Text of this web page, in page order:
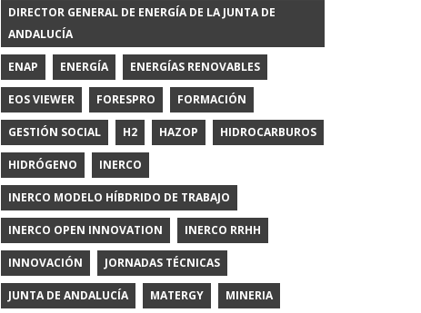
DIRECTOR GENERAL DE ENERGÍA DE LA JUNTA DE
ANDALUCÍA
ENAP ENERGÍA ENERGÍAS RENOVABLES
EOS VIEWER FORESPRO FORMACIÓN
GESTIÓN SOCIAL H2 HAZOP HIDROCARBUROS
HIDRÓGENO INERCO
INERCO MODELO HÍBDRIDO DE TRABAJO
INERCO OPEN INNOVATION INERCO RRHH
INNOVACIÓN JORNADAS TÉCNICAS
JUNTA DE ANDALUCÍA MATERGY MINERIA